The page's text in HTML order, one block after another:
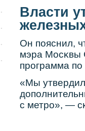
Власти
Он пояснил,
мэра Мосκвы
прοграмма
«Мы
с метрο», —